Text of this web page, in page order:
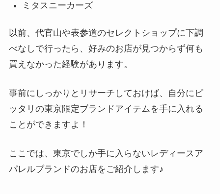
ミタスニーカーズ
以前、代官山や表参道のセレクトショップに下調
べなしで行ったら、好みのお店が見つからず何も
買えなかった経験があります。
事前にしっかりとリサーチしておけば、自分にピ
ッタリの東京限定ブランドアイテムを手に入れる
ことができますよ！
ここでは、東京でしか手に入らないレディースア
パレルブランドのお店をご紹介します♪